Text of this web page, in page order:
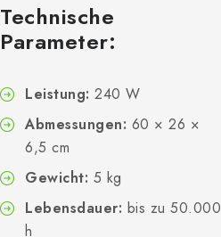
Technische
Parameter:
Leistung: 240 W
Abmessungen: 60 × 26 ×
6,5 cm
Gewicht: 5 kg
Lebensdauer: bis zu 50.000
h